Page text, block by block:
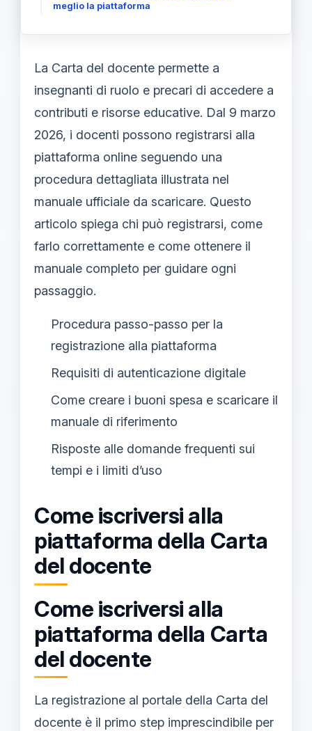
meglio la piattaforma
La Carta del docente permette a
insegnanti di ruolo e precari di accedere a
contributi e risorse educative. Dal 9 marzo
2026, i docenti possono registrarsi alla
piattaforma online seguendo una
procedura dettagliata illustrata nel
manuale ufficiale da scaricare. Questo
articolo spiega chi può registrarsi, come
farlo correttamente e come ottenere il
manuale completo per guidare ogni
passaggio.
Procedura passo-passo per la
registrazione alla piattaforma
Requisiti di autenticazione digitale
Come creare i buoni spesa e scaricare il
manuale di riferimento
Risposte alle domande frequenti sui
tempi e i limiti d’uso
Come iscriversi alla
piattaforma della Carta
del docente
Come iscriversi alla
piattaforma della Carta
del docente
La registrazione al portale della Carta del
docente è il primo step imprescindibile per